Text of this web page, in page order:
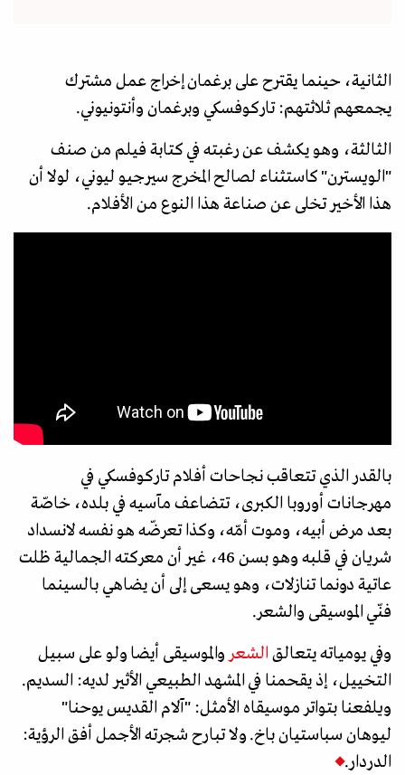
الثانية، حينما يقترح على برغمان إخراج عمل مشترك
يجمعهم ثلاثتهم: تاركوفسكي وبرغمان وأنتونيوني.
الثالثة، وهو يكشف عن رغبته في كتابة فيلم من صنف
"الويسترن" كاستثناء لصالح المخرج سيرجيو ليوني، لولا أن
هذا الأخير تخلى عن صناعة هذا النوع من الأفلام.
بالقدر الذي تتعاقب نجاحات أفلام تاركوفسكي في
مهرجانات أوروبا الكبرى، تتضاعف مآسيه في بلده، خاصّة
بعد مرض أبيه، وموت أمّه، وكذا تعرضّه هو نفسه لانسداد
شريان في قلبه وهو بسن 46، غير أن معركته الجمالية ظلت
عاتية دونما تنازلات، وهو يسعى إلى أن يضاهي بالسينما
فنّي الموسيقى والشعر.
وفي يومياته يتعالق الشعروالموسيقى أيضا ولو على سبيل
التخييل، إذ يقحمنا في المشهد الطبيعي الأثير لديه: السديم.
ويلفعنا بتواتر موسيقاه الأمثل: "آلام القديس يوحنا"
ليوهان سباستيان باخ. ولا تبارح شجرته الأجمل أفق الرؤية:
الدردار.